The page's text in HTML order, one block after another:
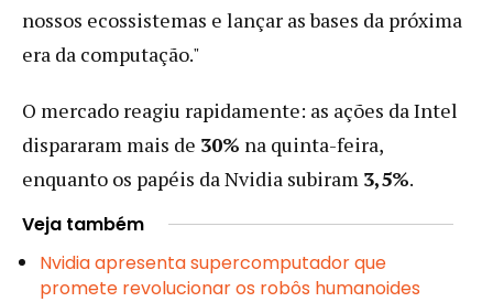
nossos ecossistemas e lançar as bases da próxima
era da computação."
O mercado reagiu rapidamente: as ações da Intel
dispararam mais de 30% na quinta-feira,
enquanto os papéis da Nvidia subiram 3,5%.
Veja também
Nvidia apresenta supercomputador que
promete revolucionar os robôs humanoides